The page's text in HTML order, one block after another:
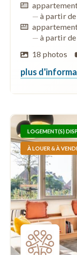
— à partir
— à partir
18 photos
plus
LOGEMENT(S)
À LOUER & À